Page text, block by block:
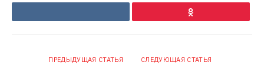
Ok
ПРЕДЫДУЩАЯ СТАТЬЯ СЛЕДУЮЩАЯ СТАТЬЯ